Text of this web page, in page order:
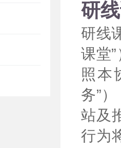
研
研线
课堂
照本
务”
站及
行为